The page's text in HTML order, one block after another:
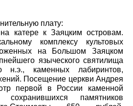
плату:
катере к Заяцким островам.
комплексу культовых
на Большом Заяцком
языческого святилища
н.э., каменных лабиринтов,
Посещение церкви Андрея
первой в России каменной
памятников